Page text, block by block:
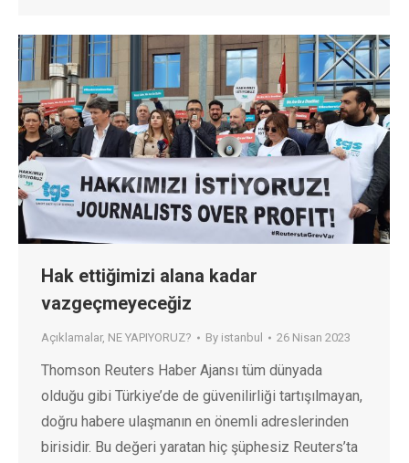
Hak ettiğimizi alana kadar
vazgeçmeyeceğiz
Açıklamalar, NE YAPIYORUZ? By istanbul 26 Nisan 2023
Thomson Reuters Haber Ajansı tüm dünyada
olduğu gibi Türkiye’de de güvenilirliği tartışılmayan,
doğru habere ulaşmanın en önemli adreslerinden
birisidir. Bu değeri yaratan hiç şüphesiz Reuters’ta